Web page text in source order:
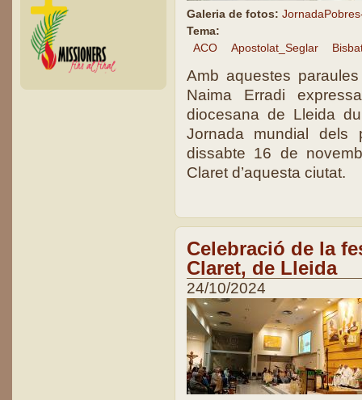
Galeria de fotos:
Tema:
ACO
Apostolat_Seglar
Amb aquestes
Naima Erradi
diocesana de Lleida
Jornada mundial
dissabte 16 de
Claret d’aquesta ciutat.
Celebració de la
Claret, de Lleida
24/10/2024